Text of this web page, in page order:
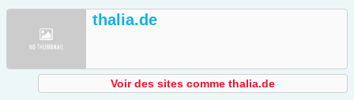
thalia.de
Voir des sites comme thalia.de